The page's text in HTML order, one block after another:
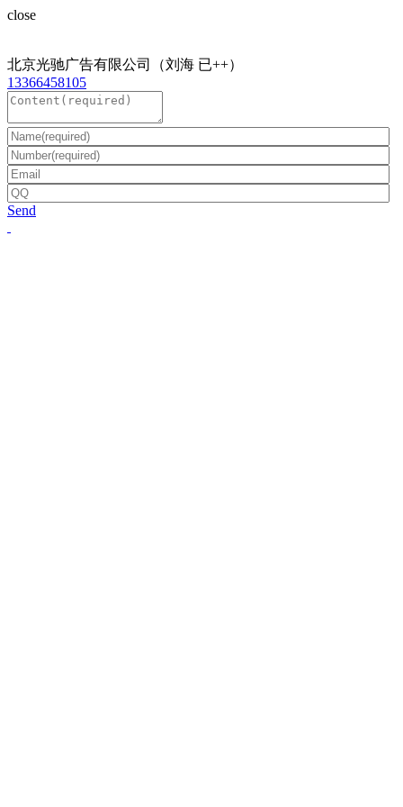
close
北京光驰广告有限公司（刘海 已++）
13366458105
Send